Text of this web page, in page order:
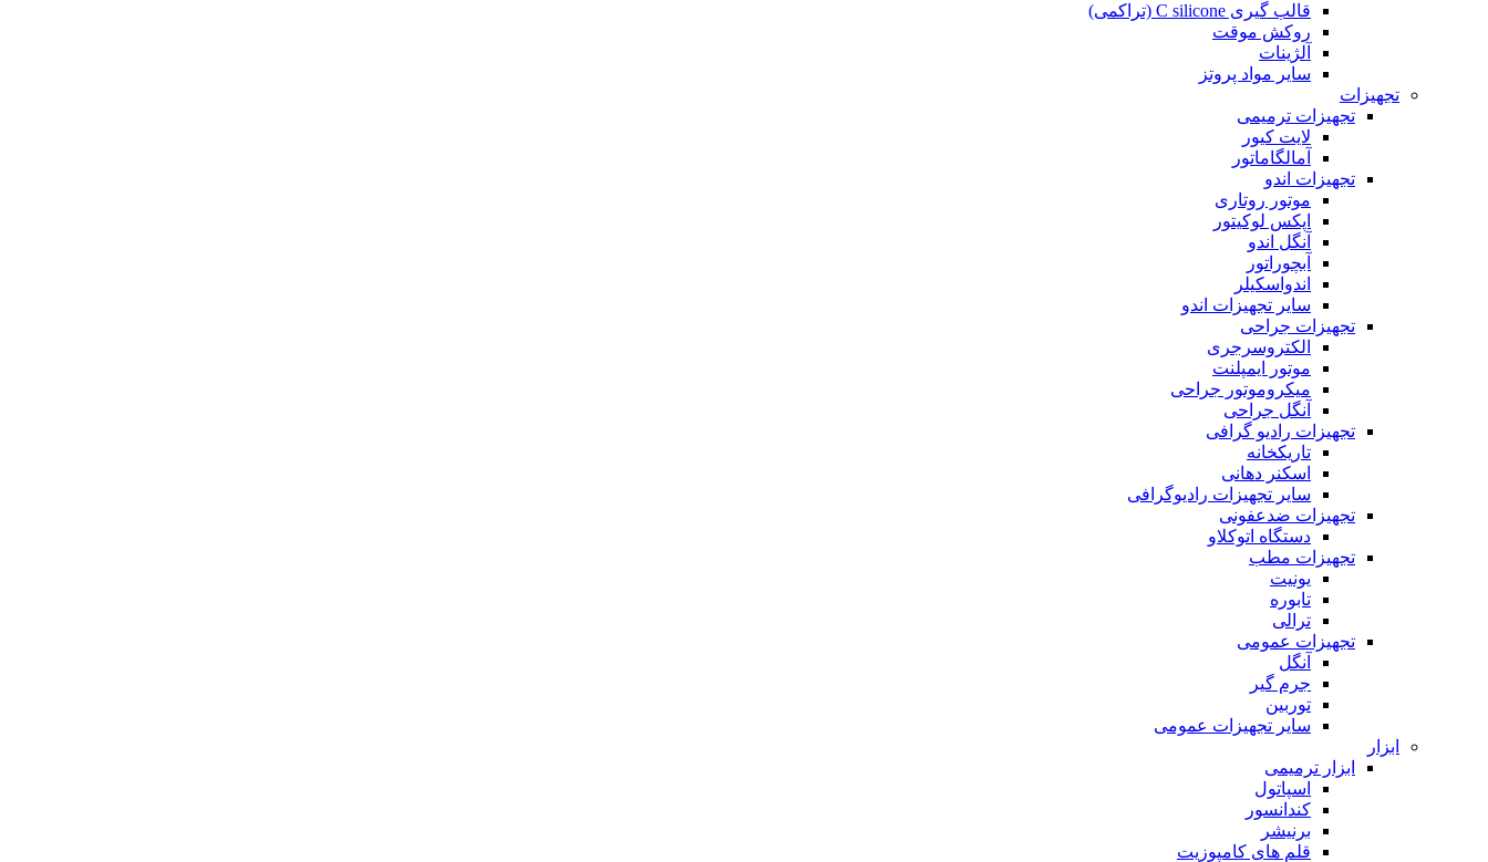
قالب گیری C silicone (تراکمی)
روکش موقت
آلژینات
سایر مواد پروتز
تجهیزات
تجهیزات ترمیمی
لایت کیور
آمالگاماتور
تجهیزات اندو
موتور روتاری
اپکس لوکیتور
آنگل اندو
آبچوراتور
اندواسکیلر
سایر تجهیزات اندو
تجهیزات جراحی
الکتروسرجری
موتور ایمپلنت
میکروموتور جراحی
آنگل جراحی
تجهیزات رادیو گرافی
تاریکخانه
اسکنر دهانی
سایر تجهیزات رادیوگرافی
تجهیزات ضدعفونی
دستگاه اتوکلاو
تجهیزات مطب
یونیت
تابوره
ترالی
تجهیزات عمومی
آنگل
جرم گیر
توربین
سایر تجهیزات عمومی
ابزار
ابزار ترمیمی
اسپاتول
کندانسور
برنیشر
قلم های کامپوزیت